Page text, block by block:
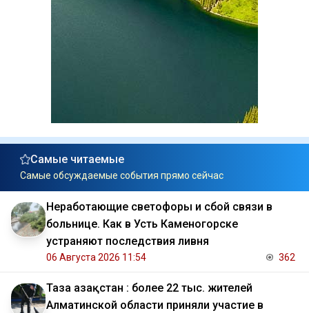
Самые читаемые
Самые обсуждаемые события прямо сейчас
Неработающие светофоры и сбой связи в
больнице. Как в Усть Каменогорске
устраняют последствия ливня
06 Августа 2026 11:54 362
Таза Қазақстан : более 22 тыс. жителей
Алматинской области приняли участие в